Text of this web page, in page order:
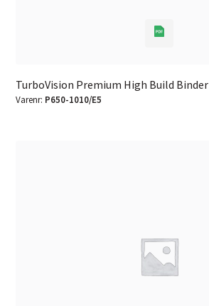
TurboVision Premium High Build Binder
Varenr: P650-1010/E5